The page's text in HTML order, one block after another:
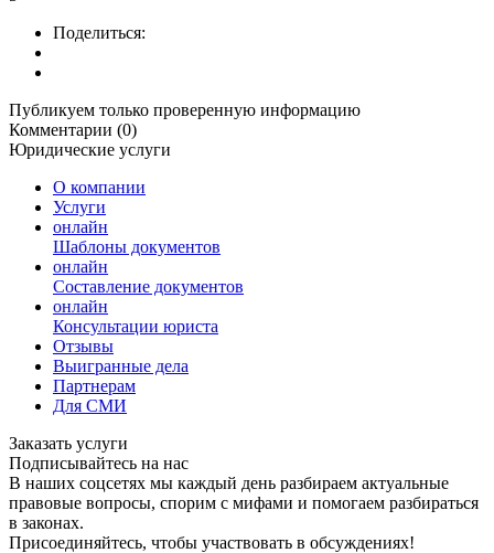
Поделиться:
Публикуем только проверенную информацию
Комментарии (0)
Юридические услуги
О компании
Услуги
онлайн
Шаблоны документов
онлайн
Составление документов
онлайн
Консультации юриста
Отзывы
Выигранные дела
Партнерам
Для СМИ
Заказать услуги
Подписывайтесь на нас
В наших соцсетях мы каждый день разбираем актуальные
правовые вопросы, спорим с мифами и помогаем разбираться
в законах.
Присоединяйтесь, чтобы участвовать в обсуждениях!